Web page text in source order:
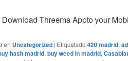
Threema Appto your
en Uncategorized | Etiquetado 420 madrid,
hash madrid, buy weed in madrid,